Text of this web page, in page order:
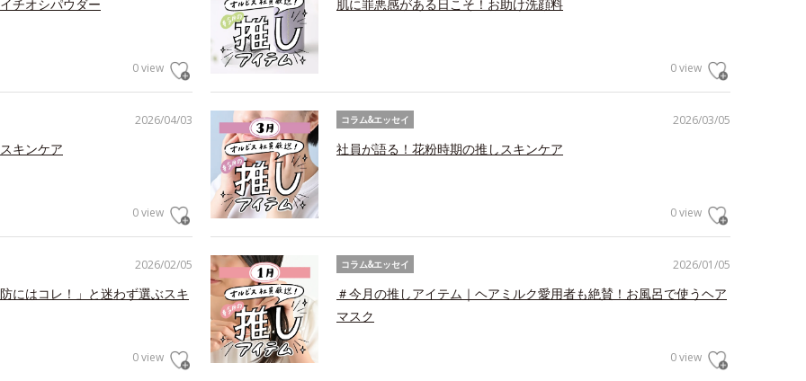
チオシパウダー
0 view
肌に罪悪感がある日こそ！お助け洗顔料
0 view
2026/04/03
キンケア
0 view
2026/03/05
コラム&エッセイ
社員が語る！花粉時期の推しスキンケア
0 view
2026/02/05
にはコレ！」と迷わず選ぶスキ
0 view
2026/01/05
コラム&エッセイ
＃今月の推しアイテム｜ヘアミルク愛用者も絶賛！お風呂で使うヘア
マスク
0 view